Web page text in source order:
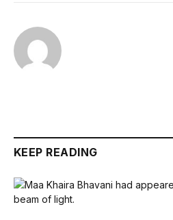
KEEP READING